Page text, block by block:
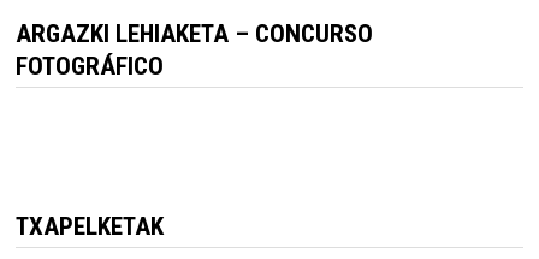
ARGAZKI LEHIAKETA – CONCURSO
FOTOGRÁFICO
TXAPELKETAK